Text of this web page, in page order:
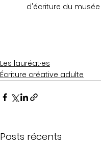
d'écriture du musée
Les lauréat·es
Écriture créative adulte
Posts récents